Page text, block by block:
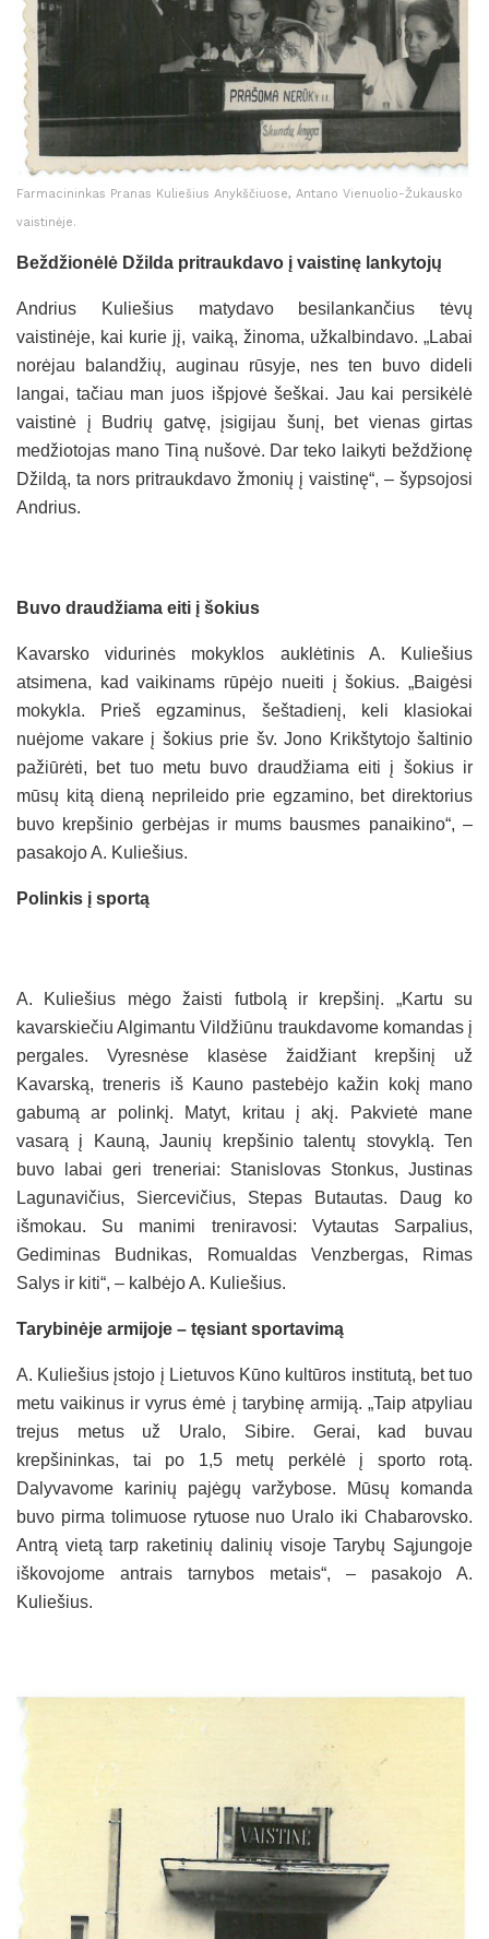
Farmacininkas Pranas Kuliešius Anykščiuose, Antano Vienuolio-Žukausko
vaistinėje.
Beždžionėlė Džilda pritraukdavo į vaistinę lankytojų
Andrius Kuliešius matydavo besilankančius tėvų
vaistinėje, kai kurie jį, vaiką, žinoma, užkalbindavo. „Labai
norėjau balandžių, auginau rūsyje, nes ten buvo dideli
langai, tačiau man juos išpjovė šeškai. Jau kai persikėlė
vaistinė į Budrių gatvę, įsigijau šunį, bet vienas girtas
medžiotojas mano Tiną nušovė. Dar teko laikyti beždžionę
Džildą, ta nors pritraukdavo žmonių į vaistinę“, – šypsojosi
Andrius.
Buvo draudžiama eiti į šokius
Kavarsko vidurinės mokyklos auklėtinis A. Kuliešius
atsimena, kad vaikinams rūpėjo nueiti į šokius. „Baigėsi
mokykla. Prieš egzaminus, šeštadienį, keli klasiokai
nuėjome vakare į šokius prie šv. Jono Krikštytojo šaltinio
pažiūrėti, bet tuo metu buvo draudžiama eiti į šokius ir
mūsų kitą dieną neprileido prie egzamino, bet direktorius
buvo krepšinio gerbėjas ir mums bausmes panaikino“, –
pasakojo A. Kuliešius.
Polinkis į sportą
A. Kuliešius mėgo žaisti futbolą ir krepšinį. „Kartu su
kavarskiečiu Algimantu Vildžiūnu traukdavome komandas į
pergales. Vyresnėse klasėse žaidžiant krepšinį už
Kavarską, treneris iš Kauno pastebėjo kažin kokį mano
gabumą ar polinkį. Matyt, kritau į akį. Pakvietė mane
vasarą į Kauną, Jaunių krepšinio talentų stovyklą. Ten
buvo labai geri treneriai: Stanislovas Stonkus, Justinas
Lagunavičius, Siercevičius, Stepas Butautas. Daug ko
išmokau. Su manimi treniravosi: Vytautas Sarpalius,
Gediminas Budnikas, Romualdas Venzbergas, Rimas
Salys ir kiti“, – kalbėjo A. Kuliešius.
Tarybinėje armijoje – tęsiant sportavimą
A. Kuliešius įstojo į Lietuvos Kūno kultūros institutą, bet tuo
metu vaikinus ir vyrus ėmė į tarybinę armiją. „Taip atpyliau
trejus metus už Uralo, Sibire. Gerai, kad buvau
krepšininkas, tai po 1,5 metų perkėlė į sporto rotą.
Dalyvavome karinių pajėgų varžybose. Mūsų komanda
buvo pirma tolimuose rytuose nuo Uralo iki Chabarovsko.
Antrą vietą tarp raketinių dalinių visoje Tarybų Sąjungoje
iškovojome antrais tarnybos metais“, – pasakojo A.
Kuliešius.